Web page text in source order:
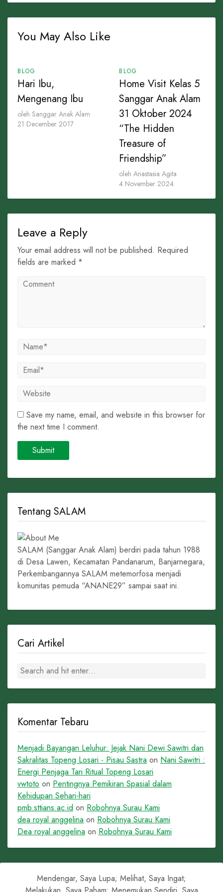
You May Also Like
BLOG
Hari Ibu,
Mengenang Ibu
oleh Sanggar Anak Alam
21 December 2017
BLOG
Home Visit Kelas 5
Sanggar Anak Alam
31 Oktober 2024
“The Hidden
Treasure of
Friendship”
oleh Anastasia Agita
4 November 2024
Leave a Reply
Your email address will not be published. Required
fields are marked *
Save my name, email, and website in this browser for
the next time I comment.
Tentang SALAM
SALAM (Sanggar Anak Alam) berdiri pada tahun 1988
di Desa Lawen, Kecamatan Pandanarum, Banjarnegara,
Perkembangannya SALAM metemorfosa menjadi
komunitas pemuda “ANANE29” sampai saat ini.
Cari Artikel
Komentar Tebaru
Menjadi Bayangan Leluhur: Jejak Nani Dewi Sawitri dan
Sakralitas Topeng Losari - Pisau Sastra on Nani Sawitri :
Energi Penjaga Tari Ritual Topeng Losari
vwtoto on Pentingnya Pemikiran Spasial dalam
Kehidupan Sehari-hari
pmb.sttians.ac.id on Robohnya Surau Kami
dea royal anggelina on Robohnya Surau Kami
Dea royal anggelina on Robohnya Surau Kami
Mendengar, Saya Lupa; Melihat, Saya Ingat;